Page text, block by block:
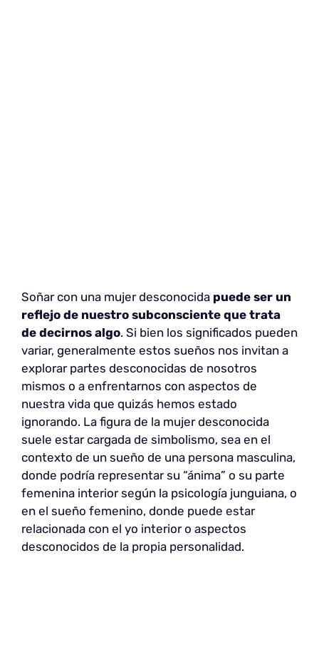
Soñar con una mujer desconocida puede ser un
reflejo de nuestro subconsciente que trata
de decirnos algo. Si bien los significados pueden
variar, generalmente estos sueños nos invitan a
explorar partes desconocidas de nosotros
mismos o a enfrentarnos con aspectos de
nuestra vida que quizás hemos estado
ignorando. La figura de la mujer desconocida
suele estar cargada de simbolismo, sea en el
contexto de un sueño de una persona masculina,
donde podría representar su “ánima” o su parte
femenina interior según la psicología junguiana, o
en el sueño femenino, donde puede estar
relacionada con el yo interior o aspectos
desconocidos de la propia personalidad.